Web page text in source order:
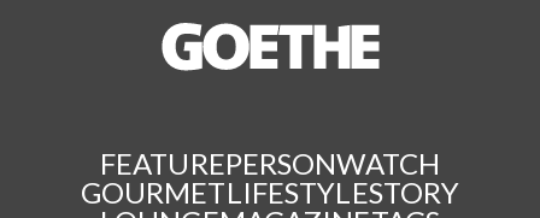
FEATUREPERSONWATCH
GOURMETLIFESTYLESTORY